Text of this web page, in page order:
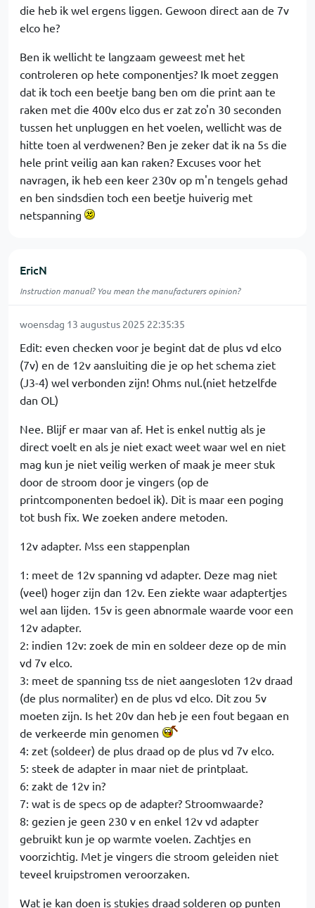
die heb ik wel ergens liggen. Gewoon direct aan de 7v
elco he?
Ben ik wellicht te langzaam geweest met het
controleren op hete componentjes? Ik moet zeggen
dat ik toch een beetje bang ben om die print aan te
raken met die 400v elco dus er zat zo'n 30 seconden
tussen het unpluggen en het voelen, wellicht was de
hitte toen al verdwenen? Ben je zeker dat ik na 5s die
hele print veilig aan kan raken? Excuses voor het
navragen, ik heb een keer 230v op m'n tengels gehad
en ben sindsdien toch een beetje huiverig met
netspanning
EricN
Instruction manual? You mean the manufacturers opinion?
woensdag 13 augustus 2025 22:35:35
Edit: even checken voor je begint dat de plus vd elco
(7v) en de 12v aansluiting die je op het schema ziet
(J3-4) wel verbonden zijn! Ohms nul.(niet hetzelfde
dan OL)
Nee. Blijf er maar van af. Het is enkel nuttig als je
direct voelt en als je niet exact weet waar wel en niet
mag kun je niet veilig werken of maak je meer stuk
door de stroom door je vingers (op de
printcomponenten bedoel ik). Dit is maar een poging
tot bush fix. We zoeken andere metoden.
12v adapter. Mss een stappenplan
1: meet de 12v spanning vd adapter. Deze mag niet
(veel) hoger zijn dan 12v. Een ziekte waar adaptertjes
wel aan lijden. 15v is geen abnormale waarde voor een
12v adapter.
2: indien 12v: zoek de min en soldeer deze op de min
vd 7v elco.
3: meet de spanning tss de niet aangesloten 12v draad
(de plus normaliter) en de plus vd elco. Dit zou 5v
moeten zijn. Is het 20v dan heb je een fout begaan en
de verkeerde min genomen
4: zet (soldeer) de plus draad op de plus vd 7v elco.
5: steek de adapter in maar niet de printplaat.
6: zakt de 12v in?
7: wat is de specs op de adapter? Stroomwaarde?
8: gezien je geen 230 v en enkel 12v vd adapter
gebruikt kun je op warmte voelen. Zachtjes en
voorzichtig. Met je vingers die stroom geleiden niet
teveel kruipstromen veroorzaken.
Wat je kan doen is stukjes draad solderen op punten